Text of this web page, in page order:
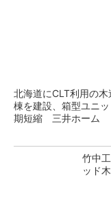
北海道にCLT利用の木
棟を建設、箱型ユニ
期短縮 三井ホーム
竹中
ッド